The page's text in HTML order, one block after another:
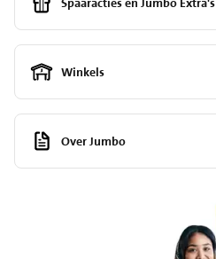
Winkels
Over Jumbo